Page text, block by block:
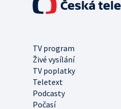
TV program
Živé vysílání
TV poplatky
Teletext
Podcasty
Počasí